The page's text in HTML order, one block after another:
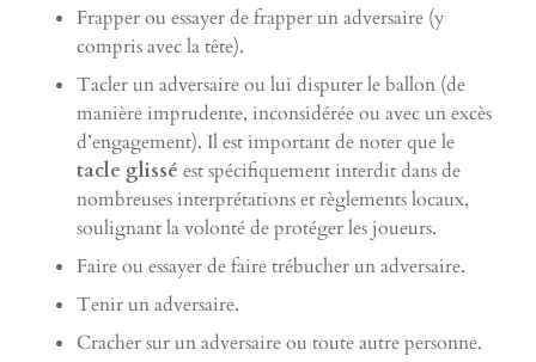
Frapper ou essayer de frapper un adversaire (y
compris avec la tête).
Tacler un adversaire ou lui disputer le ballon (de
manière imprudente, inconsidérée ou avec un excès
d’engagement). Il est important de noter que le
tacle glissé est spécifiquement interdit dans de
nombreuses interprétations et règlements locaux,
soulignant la volonté de protéger les joueurs.
Faire ou essayer de faire trébucher un adversaire.
Tenir un adversaire.
Cracher sur un adversaire ou toute autre personne.